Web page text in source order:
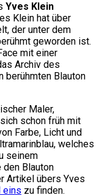
Yves Klein
Klein hat über
der unter dem
geworden ist.
mit einer
Archiv des
berühmten Blauton
Maler,
schon früh mit
Farbe, Licht und
welches
seinem
Blauton
Artikel übers Yves
eins zu finden.